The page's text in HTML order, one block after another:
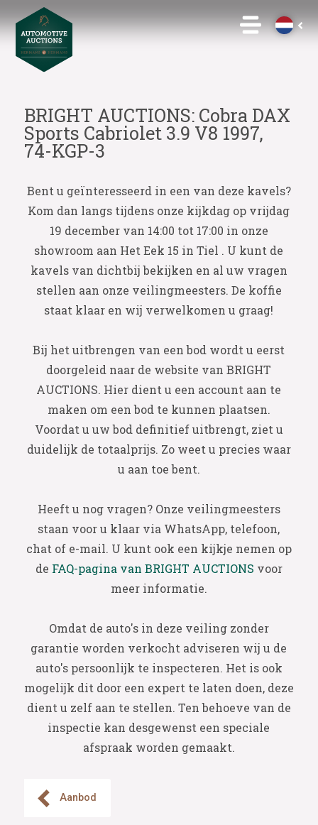
BRIGHT AUCTIONS: Cobra DAX
Sports Cabriolet 3.9 V8 1997,
74-KGP-3
Bent u geïnteresseerd in een van deze kavels?
Kom dan langs tijdens onze kijkdag op vrijdag
19 december van 14:00 tot 17:00 in onze
showroom aan Het Eek 15 in Tiel . U kunt de
kavels van dichtbij bekijken en al uw vragen
stellen aan onze veilingmeesters. De koffie
staat klaar en wij verwelkomen u graag!
Bij het uitbrengen van een bod wordt u eerst
doorgeleid naar de website van BRIGHT
AUCTIONS. Hier dient u een account aan te
maken om een bod te kunnen plaatsen.
Voordat u uw bod definitief uitbrengt, ziet u
duidelijk de totaalprijs. Zo weet u precies waar
u aan toe bent.
Heeft u nog vragen? Onze veilingmeesters
staan voor u klaar via WhatsApp, telefoon,
chat of e-mail. U kunt ook een kijkje nemen op
de FAQ-pagina van BRIGHT AUCTIONS voor
meer informatie.
Omdat de auto's in deze veiling zonder
garantie worden verkocht adviseren wij u de
auto's persoonlijk te inspecteren. Het is ook
mogelijk dit door een expert te laten doen, deze
dient u zelf aan te stellen. Ten behoeve van de
inspectie kan desgewenst een speciale
afspraak worden gemaakt.
Aanbod